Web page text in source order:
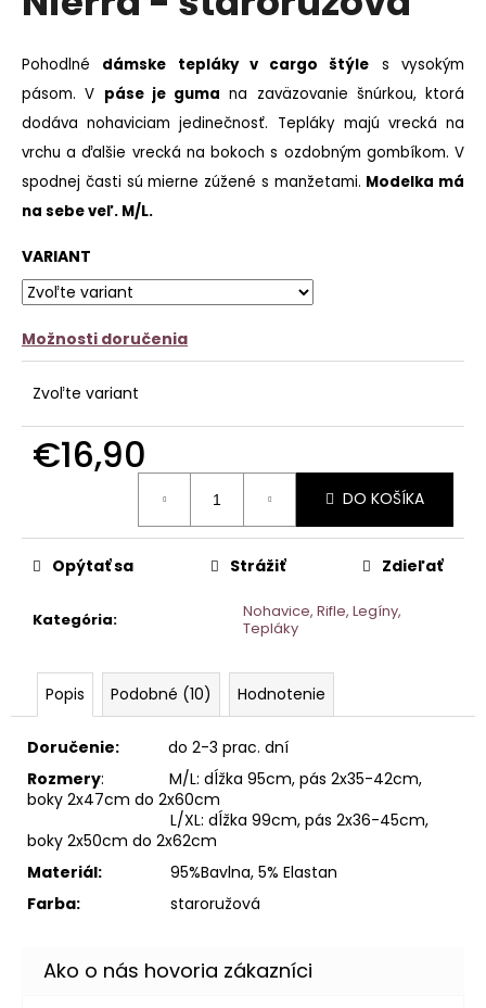
Pohodlné dámske tepláky v cargo štýle s vysokým
pásom. V páse je guma na zaväzovanie šnúrkou, ktorá
dodáva nohaviciam jedinečnosť. Tepláky majú vrecká na
vrchu a ďalšie vrecká na bokoch s ozdobným gombíkom. V
spodnej časti sú mierne zúžené s manžetami. Modelka má
na sebe veľ. M/L.
VARIANT
Možnosti doručenia
Zvoľte variant
€16,90
DO KOŠÍKA
Kategória:
Nohavice, Rifle, Legíny,
Tepláky
Opýtať sa Strážiť Zdieľať
Popis Podobné (10) Hodnotenie
Doručenie: do 2-3 prac. dní
Rozmery: M/L: dĺžka 95cm, pás 2x35-42cm,
boky 2x47cm do 2x60cm
L/XL: dĺžka 99cm, pás 2x36-45cm,
boky 2x50cm do 2x62cm
Materiál:
95%Bavlna, 5% Elastan
Farba:
staroružová
m
e
KVETOVANÝ
OVERAL
MINNA
€12,90